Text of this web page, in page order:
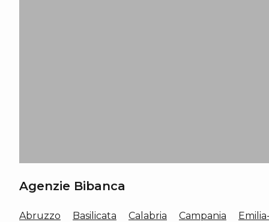
Agenzie Bibanca
Abruzzo Basilicata Calabria Campania